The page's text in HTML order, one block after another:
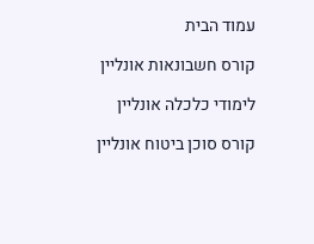
עמוד הבית
קורס חשבונאות אונליין
לימודי כלכלה אונליין
קורס סוכן ביטוח אונליין